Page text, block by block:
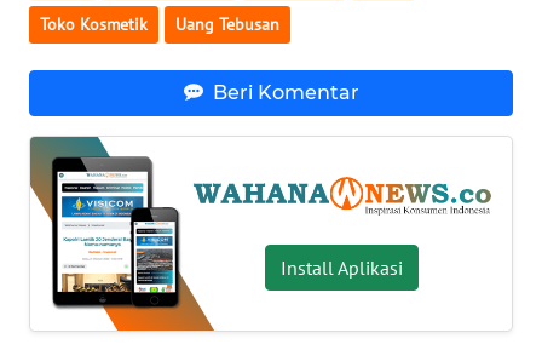
Toko Kosmetik Uang Tebusan
Beri Komentar
Install Aplikasi
SERAMBI
WN
JAMBI
WN
SULTRA